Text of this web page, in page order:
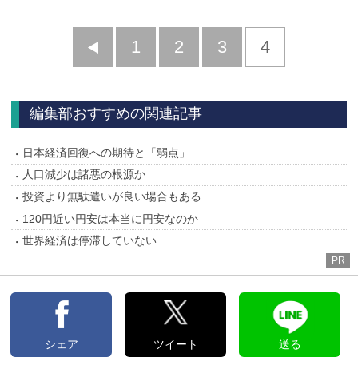
前
1 2 3 4
編集部おすすめの関連記事
日本経済回復への期待と「弱点」
人口減少は諸悪の根源か
投資より無駄遣いが良い場合もある
120円近い円安は本当に円安なのか
世界経済は停滞していない
PR
シェア ツイート 送る